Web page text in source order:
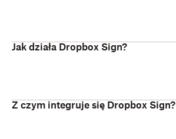
Jak działa Dropbox Sign?
Z czym integruje się Dropbox Sign?